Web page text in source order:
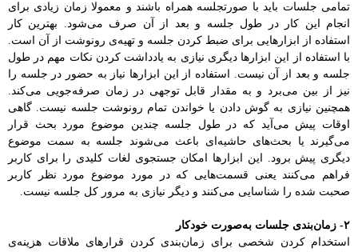
تمامی جلسات باید با صورتجلسه همراه باشند و معمولا زمان زیادی برای
انجام این کار در طول جلسه و بعد از آن صرف می‌شود. بهترین کار
استفاده از ابزارهایی برای ضبط کردن جلسه و تهیه‌ی رونوشت از آن است.
با استفاده از این ابزارها دیگری نیازی به یادداشت کردن نکات مهم در طول
جلسه و بعد از آن نیست. استفاده از این ابزارها نیاز به حضور در جلسه را
نیز از بین می‌برد و به مقدار قابل توجهی در زمان صرفه‌جویی می‌کند.
همچنین نیازی به گوش دادن یا خواندن تمام رونوشت جلسه نیست. گاهی
اوقات پیش می‌آید که در طول جلسه چندین موضوع مورد بحث قرار
می‌گیرند یا بحث‌های حاشیه‌ای باعث می‌شوند جلسه به سمت موضوع
دیگری پیش برود. این ابزارها امکان جستجوی لغات کلیدی را برای کاربر
فراهم می‌کنند یعنی قسمت‌هایی که در مورد موضوع مورد نظر کاربر
صحبت شده را شناسایی می‌کنند و دیگر نیازی به مرور کل جلسه نیست.
۲- زمان‌بندی جلسات به‌صورت خودکار
استخدام کردن شخصی برای زمان‌بندی کردن قرارهای ملاقات‌ هزینه‌ی